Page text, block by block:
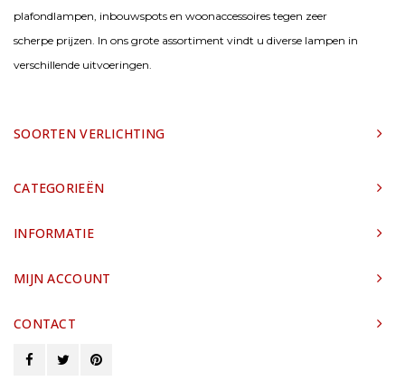
plafondlampen, inbouwspots en woonaccessoires tegen zeer
scherpe prijzen. In ons grote assortiment vindt u diverse lampen in
verschillende uitvoeringen.
SOORTEN VERLICHTING
CATEGORIEËN
INFORMATIE
MIJN ACCOUNT
CONTACT